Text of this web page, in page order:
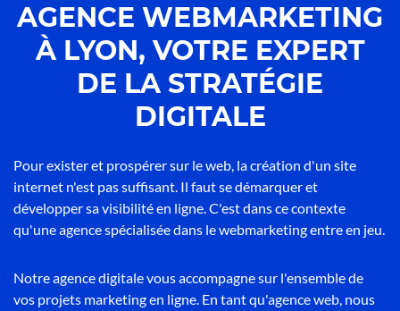
AGENCE WEBMARKETING
À LYON, VOTRE EXPERT
DE LA STRATÉGIE
DIGITALE
Pour exister et prospérer sur le web, la création d'un site
internet n'est pas suffisant. Il faut se démarquer et
développer sa visibilité en ligne. C'est dans ce contexte
qu'une agence spécialisée dans le webmarketing entre en jeu.
Notre agence digitale vous accompagne sur l'ensemble de
vos projets marketing en ligne. En tant qu'agence web, nous